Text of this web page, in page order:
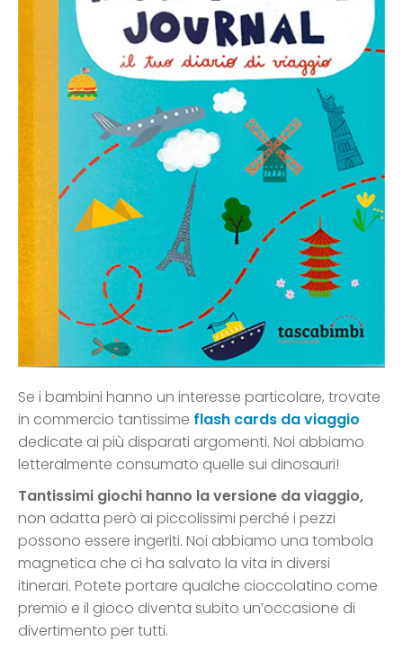
Se i bambini hanno un interesse particolare, trovate
in commercio tantissime flash cards da viaggio
dedicate ai più disparati argomenti. Noi abbiamo
letteralmente consumato quelle sui dinosauri!
Tantissimi giochi hanno la versione da viaggio,
non adatta però ai piccolissimi perché i pezzi
possono essere ingeriti. Noi abbiamo una tombola
magnetica che ci ha salvato la vita in diversi
itinerari. Potete portare qualche cioccolatino come
premio e il gioco diventa subito un’occasione di
divertimento per tutti.